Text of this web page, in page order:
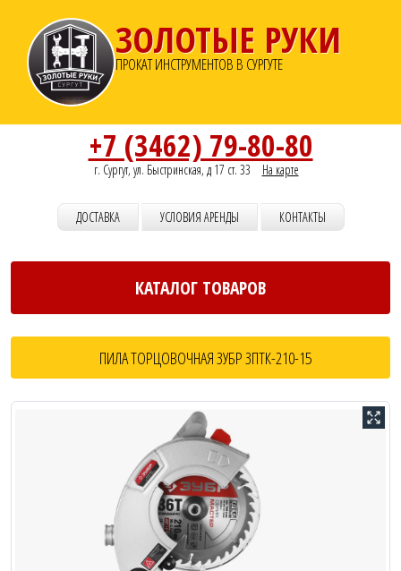
ЗОЛОТЫЕ РУКИ
ПРОКАТ ИНСТРУМЕНТОВ В СУРГУТЕ
+7 (3462) 79-80-80
г. Сургут, ул. Быстринская, д 17 ст. 33 На карте
ДОСТАВКА УСЛОВИЯ АРЕНДЫ КОНТАКТЫ
КАТАЛОГ ТОВАРОВ
ПИЛА ТОРЦОВОЧНАЯ ЗУБР ЗПТК-210-15